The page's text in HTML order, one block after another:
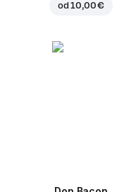
od10,00 €